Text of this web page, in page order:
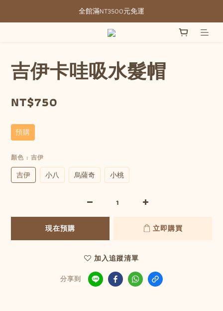
全館滿NT3500元免運
全館滿NT3500元免運
部分現貨＋預購20-30天不含假日
吉伊卡哇吸水髮帽
NT$750
預購
顏色 : 吉伊
吉伊 小八 烏薩奇 小桃
現在預購 立即購買
加入追蹤清單
分享到